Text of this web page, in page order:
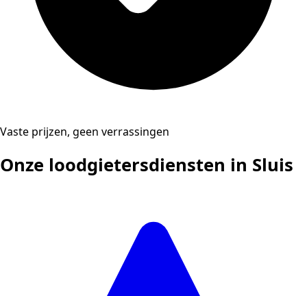
Vaste prijzen, geen verrassingen
Onze loodgietersdiensten in Sluis